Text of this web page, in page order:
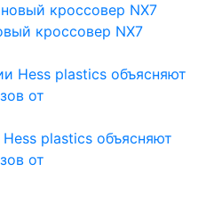
кроссовер NX7
plastics объясняют
от